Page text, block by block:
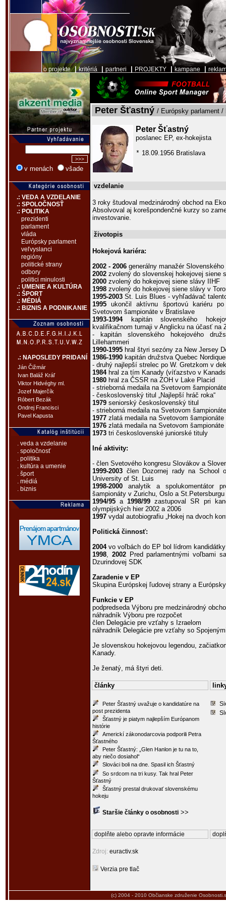
o projekte|kritériá partneri PROJEKTY kampane
v menách všade
.: VEDA A VZDELANIE
.: SPOLOČNOSŤ
.: POLITIKA
prezidenti
parlament
vláda
Európsky parlament
veľvyslanci
regióny
politické strany
odbory
politici minulosti
.: UMENIE A KULTÚRA
.: ŠPORT
.: MÉDIÁ
.: BIZNIS A PODNIKANIE
.: NAPOSLEDY PRIDANÍ
Ján Čižmár
Ivan Baláž Kráľ
Viktor Hidvéghy ml.
Jozef Majerčík
Róbert Bezák
Ondrej Francisci
Pavel Kapusta
. veda a vzdelanie
. spoločnosť
. politika
. kultúra a umenie
. šport
. médiá
. biznis
Peter Šťastný / Európsky parlament
Peter Šťastný
poslanec EP, ex-hokejista
* 18.09.1956 Bratislava
vzdelanie
3 roky študoval medzinárodný obchod na
Absolvoval aj korešpondenčné kurzy so
investovanie.
životopis
Hokejová kariéra:
2002 - 2006 generálny manažér
2002 zvolený do slovenskej hokejovej siene
2000 zvolený do hokejovej siene slávy IIHF
1998 zvolený do hokejovej siene slávy v
1995-2003 St. Luis Blues - vyhľadávač
1995 ukončil aktívnu športovú kariéru
Svetovom šampionáte v Bratislave
1993-1994kapitán slovenského
kvalifikačnom turnaji v Anglicku na účasť na
- kapitán slovenského hokejového
Lillehammeri
1990-1995 hral štyri sezóny za New Jersey
1986-1990 kapitán družstva Quebec
- druhý najlepší strelec po W. Gretzkom v
1984hral za tím Kanady (víťazstvo v
1980 hral za ČSSR na ZOH v Lake Placid
- strieborná medaila na Svetovom
- československý titul „Najlepší hráč roka“
1979 seniorský československý titul
- strieborná medaila na Svetovom
1977 zlatá medaila na Svetovom
1976 zlatá medaila na Svetovom
1973 tri československé juniorské tituly
Iné aktivity:
- člen Svetového kongresu Slovákov a
1999-2003 člen Dozornej rady na School
University of St. Luis
1998-2000 analytik a spolukomentátor
šampionáty v Zurichu, Oslo a St.Petersburgu
1994/95 a1998/99 zastupoval SR pri
olympijských hier 2002 a 2006
1997 vydal autobiografiu „Hokej na dvoch
Politická činnosť:
2004vo voľbách do EP bol lídrom
1998, 2002Pred parlamentnými voľbami
Dzurindovej SDK
Zaradenie v EP
Skupina Európskej ľudovej strany a
Funkcie v EP
podpredseda Výboru pre medzinárodný
náhradník Výboru pre rozpočet
člen Delegácie pre vzťahy s Izraelom
náhradník Delegácie pre vzťahy so
Je slovenskou hokejovou legendou,
Kanady.
Je ženatý, má štyri deti.
články
Peter Šťastný uvažuje o kandidatúre na
post prezidenta
Šťastný je piatym najlepším Európanom
histórie
Americkí zákonodarcovia podporili Petra
Šťastného
Peter Šťastný: „Glen Hanlon je tu na to,
aby niečo dosiahol“
Slováci boli na dne. Spasil ich Šťastný
So srdcom na tri kusy. Tak hral Peter
Šťastný
Šťastný prestal drukovať slovenskému
hokeju
Staršie články o osobnosti >>
doplňte alebo opravte informácie
Zdroj: euractiv.sk
Verzia pre tlač
(c) 2004 - 2010 Občianske združenie